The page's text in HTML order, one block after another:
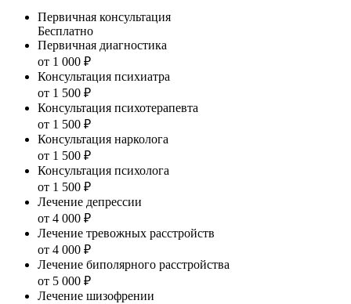
Первичная консультация
Бесплатно
Первичная диагностика
от 1 000 ₽
Консультация психиатра
от 1 500 ₽
Консультация психотерапевта
от 1 500 ₽
Консультация нарколога
от 1 500 ₽
Консультация психолога
от 1 500 ₽
Лечение депрессии
от 4 000 ₽
Лечение тревожных расстройств
от 4 000 ₽
Лечение биполярного расстройства
от 5 000 ₽
Лечение шизофрении